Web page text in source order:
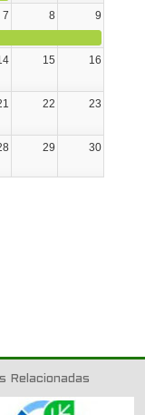
7 8
9
15 16
22 23
29 30
Relacionadas